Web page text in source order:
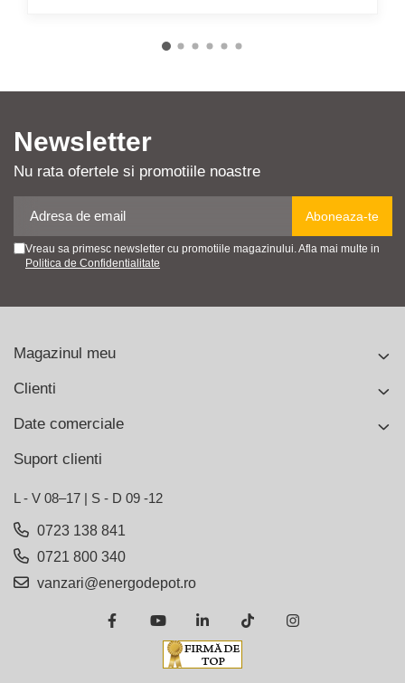
Newsletter
Nu rata ofertele si promotiile noastre
Vreau sa primesc newsletter cu promotiile magazinului. Afla mai multe in
Politica de Confidentialitate
Magazinul meu
Clienti
Date comerciale
Suport clienti
L - V 08–17 | S - D 09 -12
0723 138 841
0721 800 340
vanzari@energodepot.ro